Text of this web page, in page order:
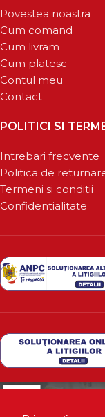
Povestea noastra
Cum comand
Cum livram
Cum platesc
Contul meu
Contact
POLITICI SI
Intrebari frecvente
Politica de
Termeni si conditii
Confidentialitate